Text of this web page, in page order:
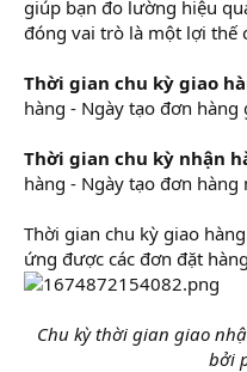
giúp bạn đo lường hiệu
đóng vai trò là một lợi thế
Thời gian chu kỳ giao
hàng - Ngày tạo đơn
Thời gian chu kỳ nhận
hàng - Ngày tạo đơn
Thời gian chu kỳ giao
ứng được các đơn đặt
Chu kỳ thời gian giao
bởi